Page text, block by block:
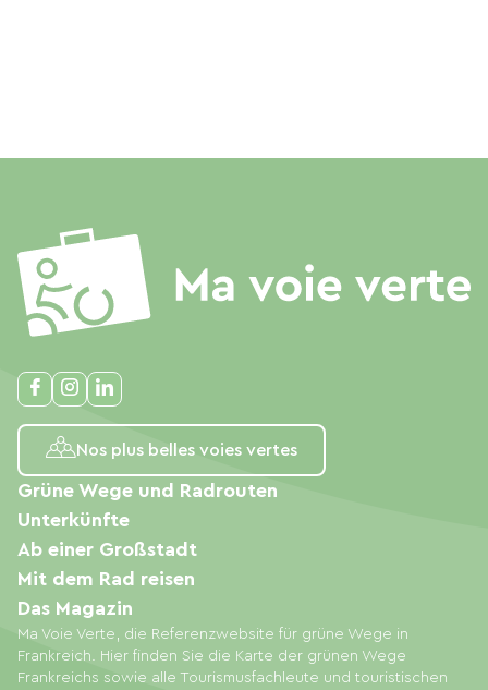
Nos plus belles voies vertes
Ma Voie Verte, die Referenzwebsite für grüne Wege in
Frankreich. Hier finden Sie die Karte der grünen Wege
Frankreichs sowie alle Tourismusfachleute und touristischen
Grüne Wege und Radrouten
Unterkünfte
Ab einer Großstadt
Mit dem Rad reisen
Das Magazin